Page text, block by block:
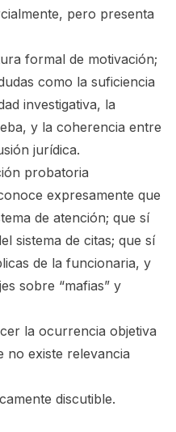
pero presenta
formal de motivación;
como la suficiencia
investigativa, la
y la coherencia entre
jurídica.
probatoria
expresamente que
de atención; que sí
sistema de citas; que sí
de la funcionaria, y
sobre “mafias” y
la ocurrencia objetiva
no existe relevancia
discutible.